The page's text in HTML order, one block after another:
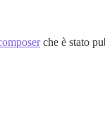
che è stato